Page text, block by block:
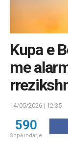
Kupa e
me
14/05/2026 | 12:35
590
Shpërndarje